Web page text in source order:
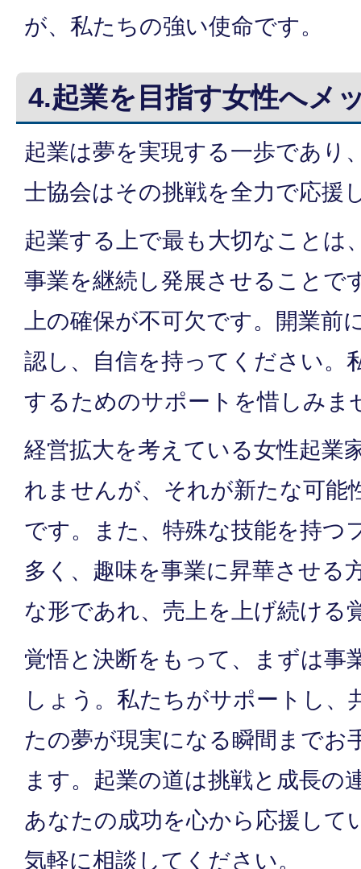
が、私たちの強い使命です。
4.起業を目指す女性へメ
起業は夢を実現する一歩であり
士協会はその挑戦を全力で応援
起業する上で最も大切なことは
事業を継続し発展させることで
上の確保が不可欠です。開業前
認し、自信を持ってください。
するためのサポートを惜しみま
経営拡大を考えている女性起業
れませんが、それが新たな可能
です。また、特殊な技能を持つ
多く、趣味を事業に昇華させる
な形であれ、売上を上げ続ける
覚悟と決断をもって、まずは事
しょう。私たちがサポートし、
たの夢が現実になる瞬間までお
ます。起業の道は挑戦と成長の
あなたの成功を心から応援して
気軽に相談してください。